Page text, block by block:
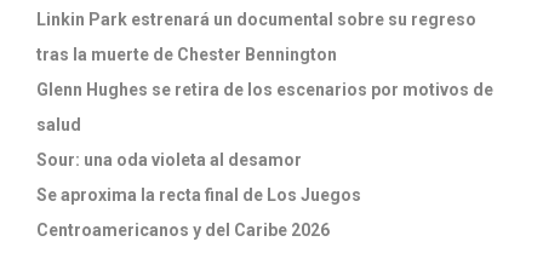
Linkin Park estrenará un documental sobre su regreso
tras la muerte de Chester Bennington
Glenn Hughes se retira de los escenarios por motivos de
salud
Sour: una oda violeta al desamor
Se aproxima la recta final de Los Juegos
Centroamericanos y del Caribe 2026